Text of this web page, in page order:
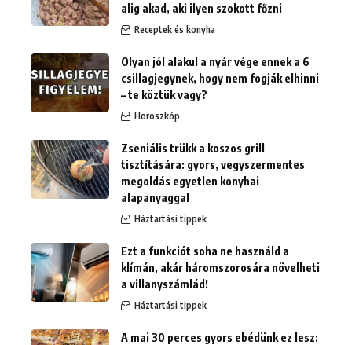
alig akad, aki ilyen szokott főzni
Receptek és konyha
Olyan jól alakul a nyár vége ennek a 6
csillagjegynek, hogy nem fogják elhinni
– te köztük vagy?
Horoszkóp
Zseniális trükk a koszos grill
tisztítására: gyors, vegyszermentes
megoldás egyetlen konyhai
alapanyaggal
Háztartási tippek
Ezt a funkciót soha ne használd a
klímán, akár háromszorosára növelheti
a villanyszámlád!
Háztartási tippek
A mai 30 perces gyors ebédünk ez lesz: